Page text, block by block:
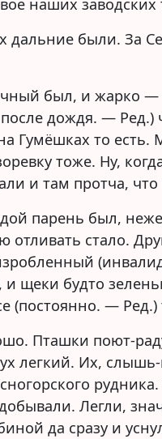
наших заводских
дальние были. За
был, и жарко —
дождя. — Ред.)
Гумёшках то есть.
тоже. Ну,
и там протча, что
парень был,
отливать стало.
и щеки будто
(постоянно. — Ред.)
Пташки поют-
легкий. Их,
рудника.
Легли,
да сразу и